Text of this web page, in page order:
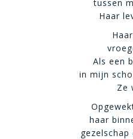
tussen
Haar
Als een
in mijn
Ze
haar